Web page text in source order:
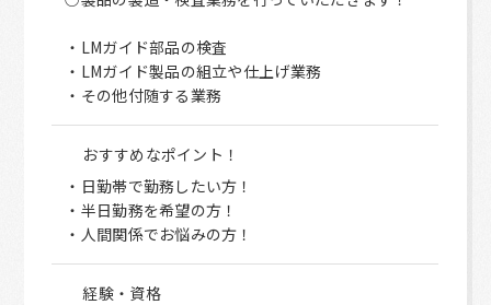
・LMガイド部品の検査
・LMガイド製品の組立や仕上げ業務
・その他付随する業務
おすすめなポイント！
・日勤帯で勤務したい方！
・半日勤務を希望の方！
・人間関係でお悩みの方！
経験・資格